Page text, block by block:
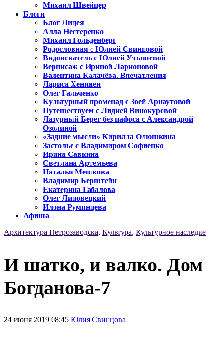
Михаил Швейцер
Блоги
Блог Лицея
Алла Нестеренко
Михаил Гольденберг
Родословная с Юлией Свинцовой
Видоискатель с Юлией Утышевой
Вернисаж с Ириной Ларионовой
Валентина Калачёва. Впечатления
Лариса Хенинен
Олег Гальченко
Культурный променад с Зоей Арнаутовой
Путешествуем с Лидией Винокуровой
Лазурный Берег без пафоса с Александрой
Озолиной
«Задние мысли» Кирилла Олюшкина
Застолье с Владимиром Софиенко
Ирина Савкина
Светлана Артемьева
Наталья Мешкова
Владимир Берштейн
Екатерина Габалова
Олег Липовецкий
Илона Румянцева
Афиша
Архитектура Петрозаводска, Культура, Культурное наследие
И шатко, и валко. Дом
Богданова-7
24 июня 2019 08:45 Юлия Свинцова